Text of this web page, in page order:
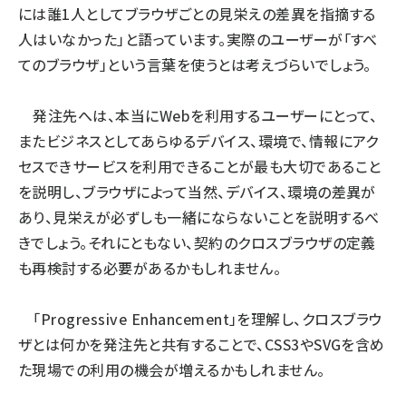
には誰1人としてブラウザごとの見栄えの差異を指摘する
人はいなかった」と語っています。実際のユーザーが「すべ
てのブラウザ」という言葉を使うとは考えづらいでしょう。
発注先へは、本当にWebを利用するユーザーにとって、
またビジネスとしてあらゆるデバイス、環境で、情報にアク
セスできサービスを利用できることが最も大切であること
を説明し、ブラウザによって当然、デバイス、環境の差異が
あり、見栄えが必ずしも一緒にならないことを説明するべ
きでしょう。それにともない、契約のクロスブラウザの定義
も再検討する必要があるかもしれません。
「Progressive Enhancement」を理解し、クロスブラウ
ザとは何かを発注先と共有することで、CSS3やSVGを含め
た現場での利用の機会が増えるかもしれません。